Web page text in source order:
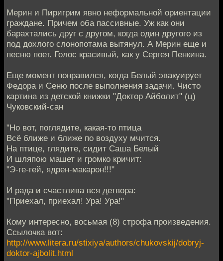
Мерин и Пиригрим явно неформальной ориентации
граждане. Причем оба пассивные. Уж как они
барахтались друг с другом, когда один другого из
под дохлого слонопотама вытянул. А Мерин еще и
песню поет. Голос красивый, как у Сергея Пенкина.
Еще момент понравился, когда Белый эвакуирует
Федора и Сеню после выполнения задачи. Чисто
картина из детской книжки "Доктор Айболит" (ц)
Чуковский-сан
"Но вот, поглядите, какая-то птица
Всё ближе и ближе по воздуху мчится.
На птице, глядите, сидит Саша Белый
И шляпою машет и громко кричит:
"Э-ге-гей, ядрен-макарон!!!"
И рада и счастлива вся детвора:
"Приехал, приехал! Ура! Ура!"
Кому интересно, восьмая (8) строфа произведения.
Ссылочка вот:
http://www.litera.ru/stixiya/authors/chukovskij/dobryj-
doktor-ajbolit.html